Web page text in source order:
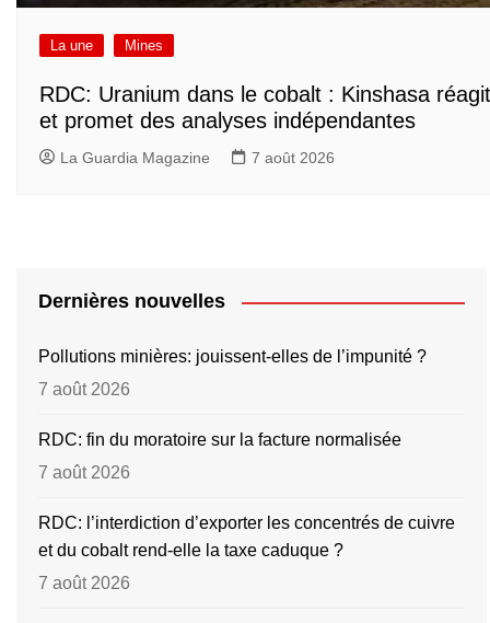
La une Mines
RDC: Uranium dans le cobalt : Kinshasa réagit
et promet des analyses indépendantes
La Guardia Magazine 7 août 2026
Dernières nouvelles
Pollutions minières: jouissent-elles de l’impunité ?
7 août 2026
RDC: fin du moratoire sur la facture normalisée
7 août 2026
RDC: l’interdiction d’exporter les concentrés de cuivre
et du cobalt rend-elle la taxe caduque ?
7 août 2026